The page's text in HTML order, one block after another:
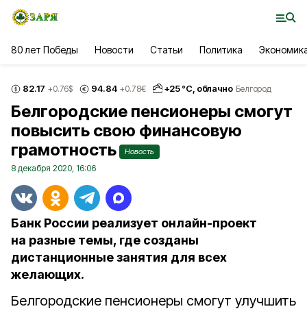
80 лет Победы Новости Статьи Политика
82.17 +0.76$ 94.84 +0.78€ +25°С, облачно Белгород
Белгородские пенсионеры смогут
повысить свою финансовую
грамотность
Новость
8 декабря 2020, 16:06
Банк России реализует онлайн-проект
на разные темы, где созданы
дистанционные занятия для всех
желающих.
Белгородские пенсионеры смогут улучшить